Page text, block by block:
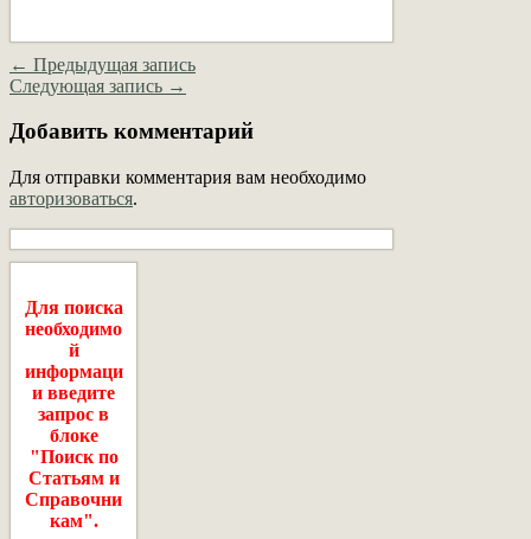
← Предыдущая запись
Следующая запись →
Добавить комментарий
Для отправки комментария вам необходимо
авторизоваться.
Для поиска
необходимо
й
информаци
и введите
запрос в
блоке
"Поиск по
Статьям и
Справочни
кам".